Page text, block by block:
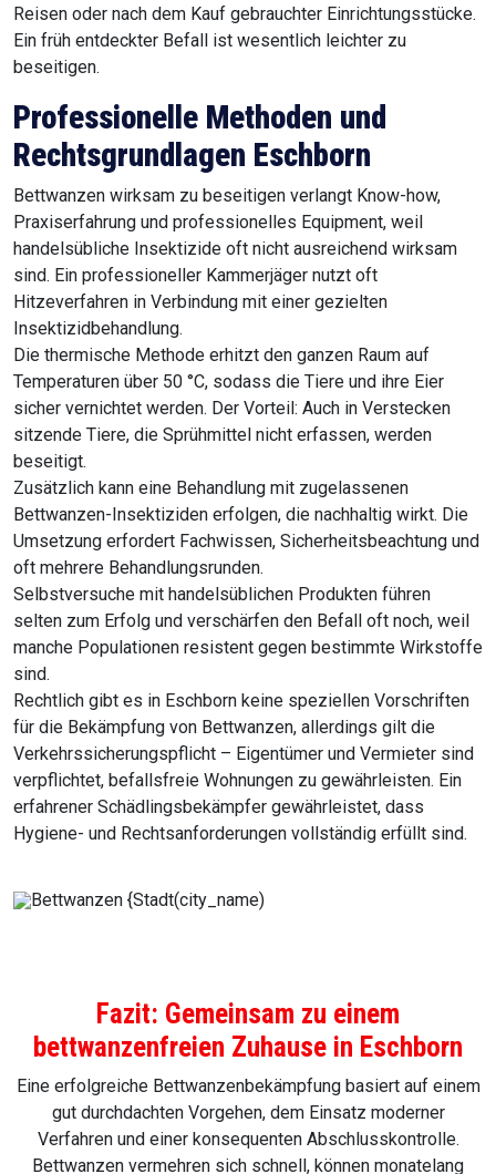
Reisen oder nach dem Kauf gebrauchter Einrichtungsstücke.
Ein früh entdeckter Befall ist wesentlich leichter zu
beseitigen.
Professionelle Methoden und
Rechtsgrundlagen Eschborn
Bettwanzen wirksam zu beseitigen verlangt Know-how,
Praxiserfahrung und professionelles Equipment, weil
handelsübliche Insektizide oft nicht ausreichend wirksam
sind. Ein professioneller Kammerjäger nutzt oft
Hitzeverfahren in Verbindung mit einer gezielten
Insektizidbehandlung.
Die thermische Methode erhitzt den ganzen Raum auf
Temperaturen über 50 °C, sodass die Tiere und ihre Eier
sicher vernichtet werden. Der Vorteil: Auch in Verstecken
sitzende Tiere, die Sprühmittel nicht erfassen, werden
beseitigt.
Zusätzlich kann eine Behandlung mit zugelassenen
Bettwanzen-Insektiziden erfolgen, die nachhaltig wirkt. Die
Umsetzung erfordert Fachwissen, Sicherheitsbeachtung und
oft mehrere Behandlungsrunden.
Selbstversuche mit handelsüblichen Produkten führen
selten zum Erfolg und verschärfen den Befall oft noch, weil
manche Populationen resistent gegen bestimmte Wirkstoffe
sind.
Rechtlich gibt es in Eschborn keine speziellen Vorschriften
für die Bekämpfung von Bettwanzen, allerdings gilt die
Verkehrssicherungspflicht – Eigentümer und Vermieter sind
verpflichtet, befallsfreie Wohnungen zu gewährleisten. Ein
erfahrener Schädlingsbekämpfer gewährleistet, dass
Hygiene- und Rechtsanforderungen vollständig erfüllt sind.
Fazit: Gemeinsam zu einem
bettwanzenfreien Zuhause in Eschborn
Eine erfolgreiche Bettwanzenbekämpfung basiert auf einem
gut durchdachten Vorgehen, dem Einsatz moderner
Verfahren und einer konsequenten Abschlusskontrolle.
Bettwanzen vermehren sich schnell, können monatelang